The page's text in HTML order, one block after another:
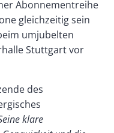
Abonnementreihe
gleichzeitig sein
umjubelten
Stuttgart vor
des
klare